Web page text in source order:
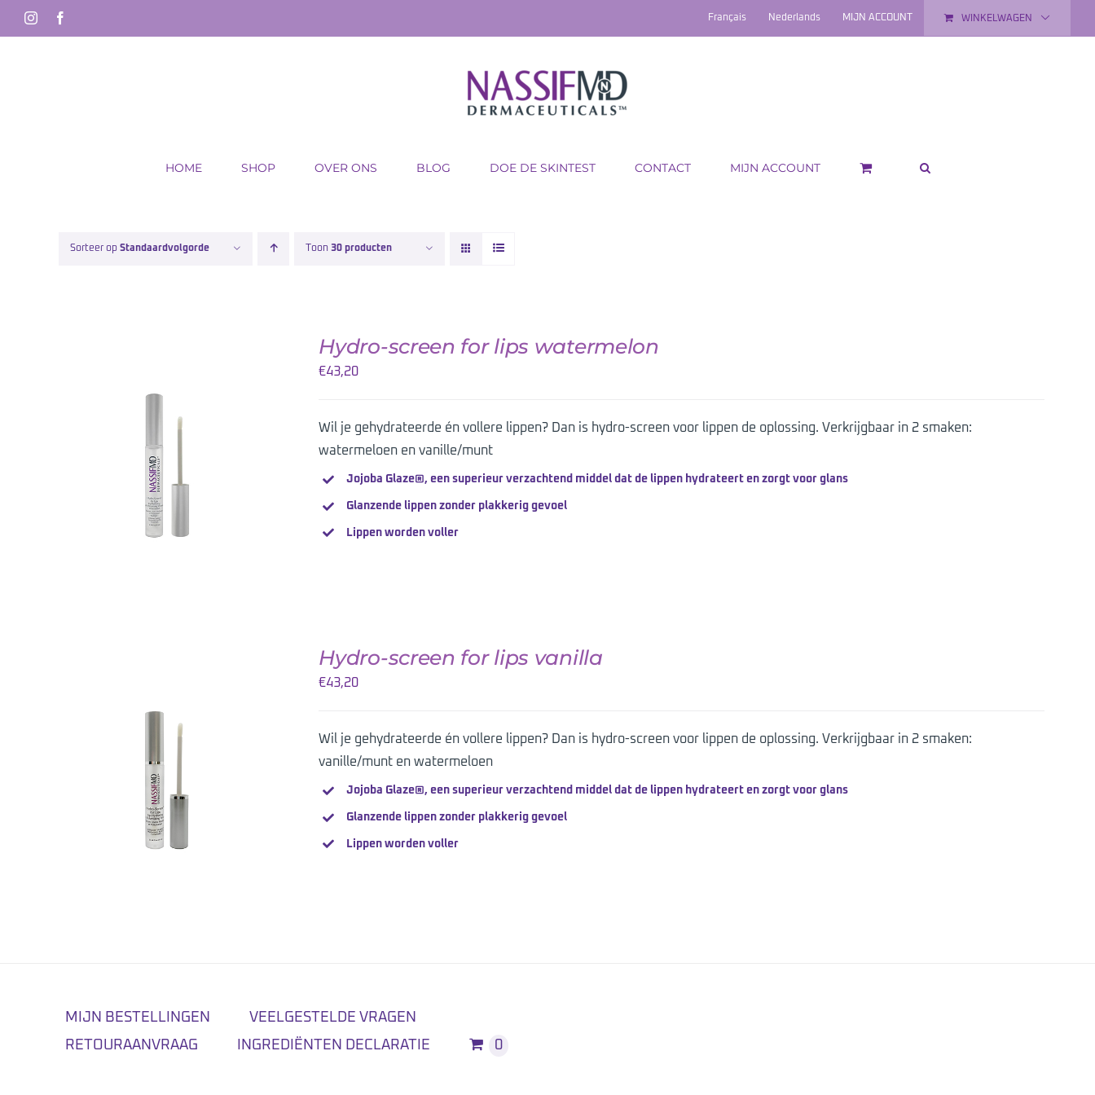
Instagram Français Nederlands MIJN ACCOUNT WINKELWAGEN
HOME SHOP OVER ONS BLOG DOE DE SKINTEST CONTACT MIJN ACCOUNT
Sorteer op Standaardvolgorde Toon 30 producten
DETAILS
Hydro-screen for lips watermelon
€43,20
Wil je gehydrateerde én vollere lippen? Dan is hydro-screen voor lippen de oplossing. Verkrijgbaar in 2 smaken:
watermeloen en vanille/munt
Jojoba Glaze®, een superieur verzachtend middel dat de lippen hydrateert en zorgt voor glans
Glanzende lippen zonder plakkerig gevoel
Lippen worden voller
Hydro-screen for lips vanilla
€43,20
Wil je gehydrateerde én vollere lippen? Dan is hydro-screen voor lippen de oplossing. Verkrijgbaar in 2 smaken:
vanille/munt en watermeloen
Jojoba Glaze®, een superieur verzachtend middel dat de lippen hydrateert en zorgt voor glans
Glanzende lippen zonder plakkerig gevoel
Lippen worden voller
MIJN BESTELLINGEN
VEELGESTELDE VRAGEN
RETOURAANVRAAG
INGREDIËNTEN DECLARATIE 0